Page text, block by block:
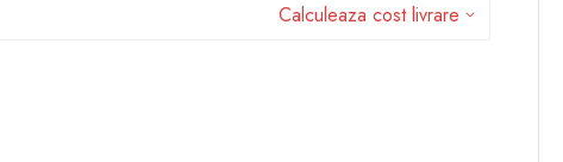
Calculeaza cost livrare